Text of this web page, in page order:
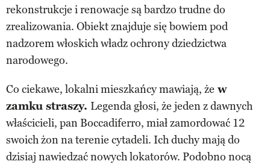
rekonstrukcje i renowacje są bardzo trudne do
zrealizowania. Obiekt znajduje się bowiem pod
nadzorem włoskich władz ochrony dziedzictwa
narodowego.
Co ciekawe, lokalni mieszkańcy mawiają, że w
zamku straszy. Legenda głosi, że jeden z dawnych
właścicieli, pan Boccadiferro, miał zamordować 12
swoich żon na terenie cytadeli. Ich duchy mają do
dzisiaj nawiedzać nowych lokatorów. Podobno nocą